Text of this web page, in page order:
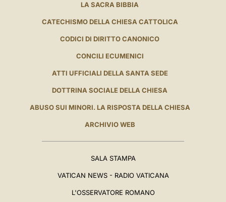
LA SACRA BIBBIA
CATECHISMO DELLA CHIESA CATTOLICA
CODICI DI DIRITTO CANONICO
CONCILI ECUMENICI
ATTI UFFICIALI DELLA SANTA SEDE
DOTTRINA SOCIALE DELLA CHIESA
ABUSO SUI MINORI. LA RISPOSTA DELLA CHIESA
ARCHIVIO WEB
SALA STAMPA
VATICAN NEWS - RADIO VATICANA
L'OSSERVATORE ROMANO